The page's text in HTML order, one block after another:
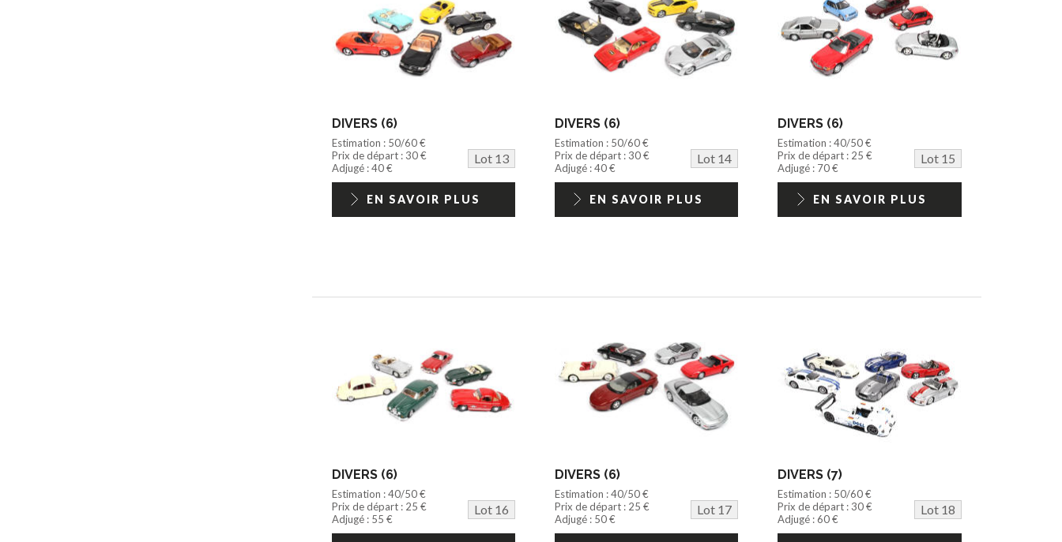
DIVERS (6)
Estimation : 50/60 €
Prix de départ : 30 €
Lot 13
Adjugé : 40 €
EN SAVOIR PLUS
DIVERS (6)
Estimation : 50/60 €
Prix de départ : 30 €
Lot 14
Adjugé : 40 €
EN SAVOIR PLUS
DIVERS (6)
Estimation : 40/50 €
Prix de départ : 25 €
Lot 15
Adjugé : 70 €
EN SAVOIR PLUS
DIVERS (6)
Estimation : 40/50 €
Prix de départ : 25 €
Lot 16
Adjugé : 55 €
DIVERS (6)
Estimation : 40/50 €
Prix de départ : 25 €
Lot 17
Adjugé : 50 €
DIVERS (7)
Estimation : 50/60 €
Prix de départ : 30 €
Lot 18
Adjugé : 60 €